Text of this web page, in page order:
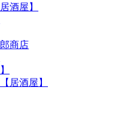
酒屋】
商店
居酒屋】